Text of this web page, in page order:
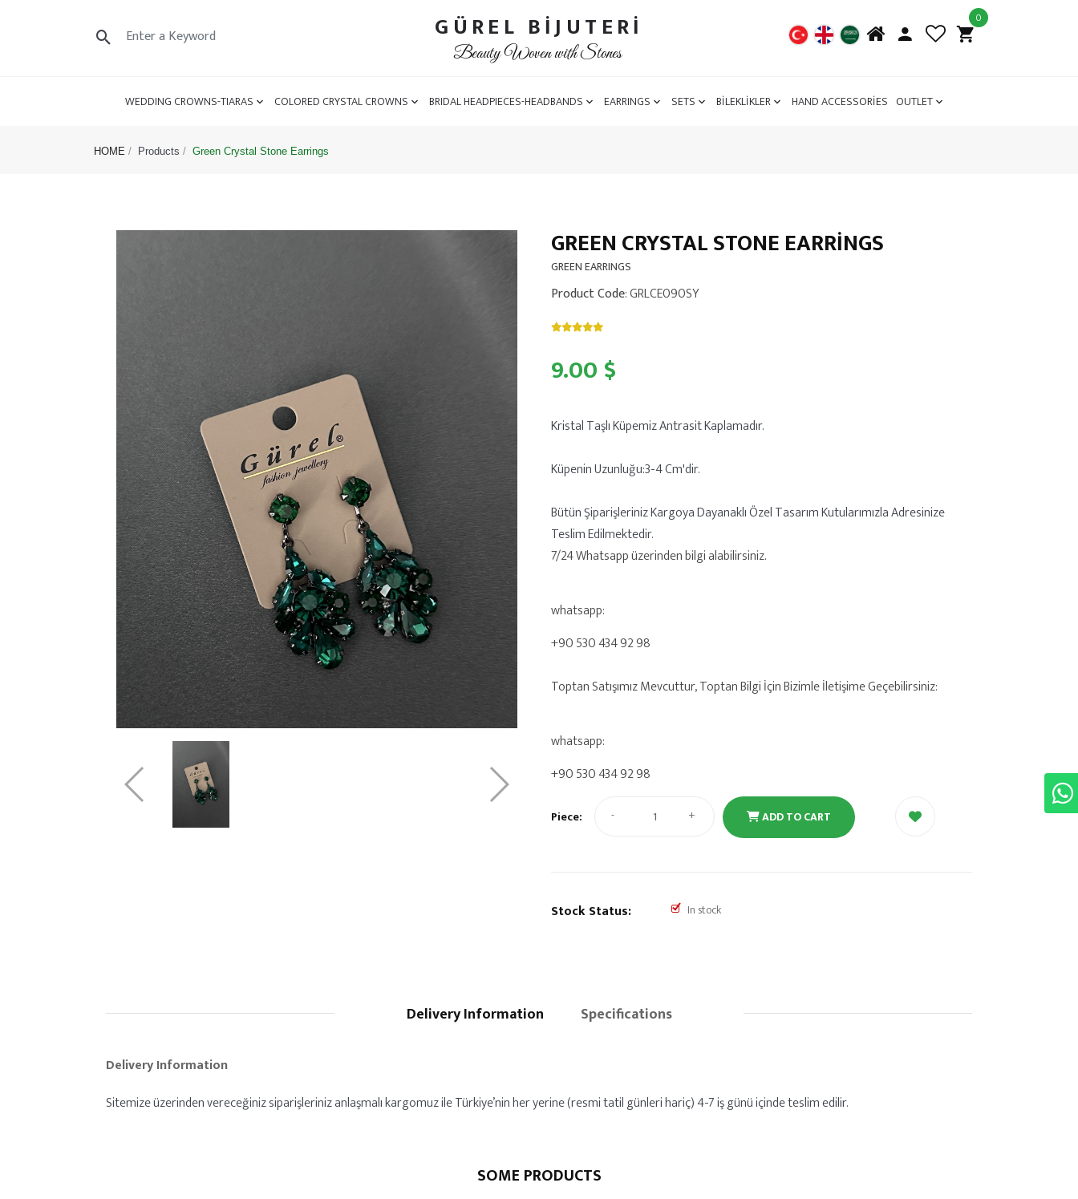
GÜREL BİJUTERİ
Beauty Woven with Stones
0
WEDDING CROWNS-TIARAS COLORED CRYSTAL CROWNS BRIDAL HEADPIECES-HEADBANDS EARRINGS SETS BİLEKLİKLER HAND ACCESSORİES OUTLET
HOME Products Green Crystal Stone Earrings
GREEN CRYSTAL STONE EARRINGS
GREEN EARRINGS
Product Code: GRLCE090SY
9.00 $
Kristal Taşlı Küpemiz Antrasit Kaplamadır.
Küpenin Uzunluğu:3-4 Cm'dir.
Bütün Şiparişleriniz Kargoya Dayanaklı Özel Tasarım Kutularımızla Adresinize
Teslim Edilmektedir.
7/24 Whatsapp üzerinden bilgi alabilirsiniz.
whatsapp:
+90 530 434 92 98
Toptan Satışımız Mevcuttur, Toptan Bilgi İçin Bizimle İletişime Geçebilirsiniz:
whatsapp:
+90 530 434 92 98
Piece: - + ADD TO CART
Stock Status: In stock
Delivery Information Specifications
Delivery Information
Sitemize üzerinden vereceğiniz siparişleriniz anlaşmalı kargomuz ile Türkiye’nin her yerine (resmi tatil günleri hariç) 4-7 iş günü içinde teslim edilir.
SOME PRODUCTS